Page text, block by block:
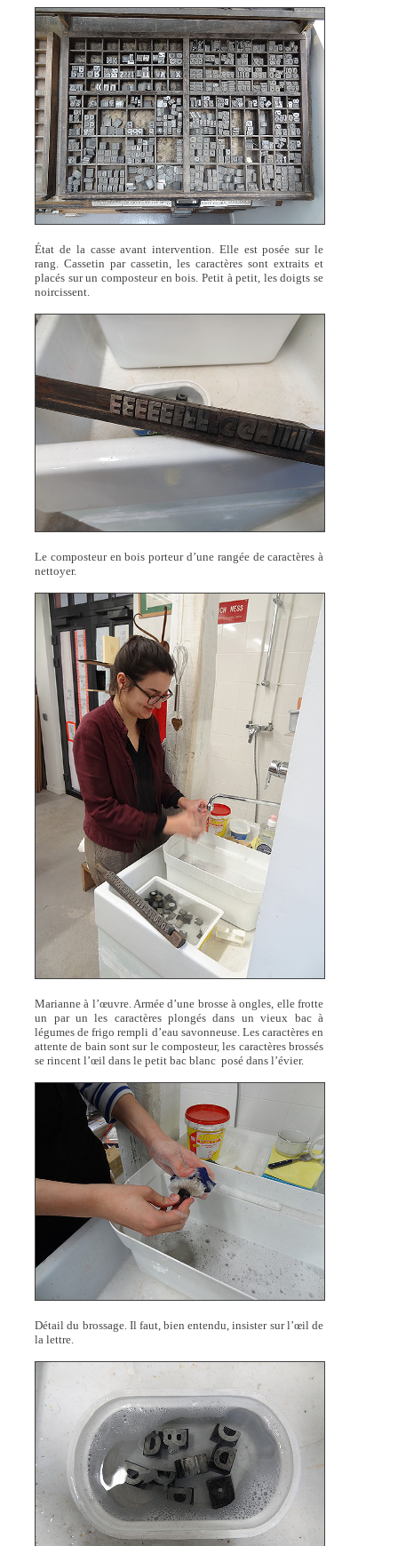
État de la casse avant intervention. Elle est posée sur le
rang. Cassetin par cassetin, les caractères sont extraits et
placés sur un composteur en bois. Petit à petit, les doigts se
noircissent.
Le composteur en bois porteur d’une rangée de caractères à
nettoyer.
Marianne à l’œuvre. Armée d’une brosse à ongles, elle frotte
un par un les caractères plongés dans un vieux bac à
légumes de frigo rempli d’eau savonneuse. Les caractères en
attente de bain sont sur le composteur, les caractères brossés
se rincent l’œil dans le petit bac blanc posé dans l’évier.
Détail du brossage. Il faut, bien entendu, insister sur l’œil de
la lettre.